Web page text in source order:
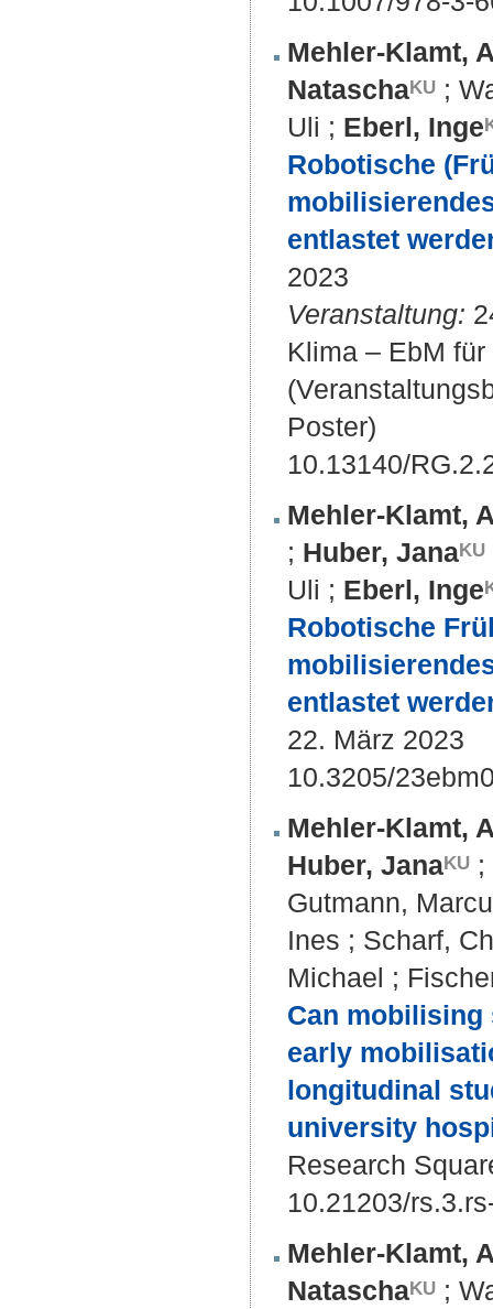
Mehler-Klamt,
Natascha
;
Uli ; Eberl, Inge
Robotische
entlastet
2023
Veranstaltung:
Klima – EbM
Poster)
10.13140/
Mehler-Klamt,
; Huber, Jana
Uli ; Eberl, Inge
Robotische
entlastet
22. März 2023
10.3205/
Mehler-Klamt,
Huber, Jana
;
Gutmann,
Ines ; Scharf,
Michael ;
Can
early
longitudinal
university
Research
10.21203/
Mehler-Klamt,
Natascha
;